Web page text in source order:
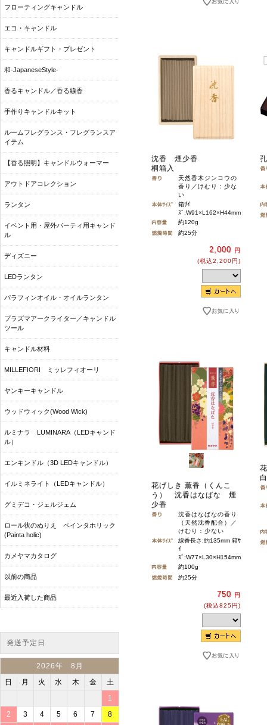
沈香 煙少香
桐箱入
天然香木ジンコウの
香り／けむり：少な
い
箱ｻｲ
ｽﾞ:W91×L162×H44mm
約120g
約25分
2,000 円
(税込2,200円)
花げしき 薫香（くんこ
う） 沈香はなばな 煙
少香
沈香はなばなの香り
（天然沈香配合）／
けむり：少ない
線香長さ:約135mm 箱ｻ
ｲ
ｽﾞ:W77×L30×H154mm
約100g
約25分
750 円
(税込825円)
フローティングキャンドル
エコ・キャンドル
キャンドルギフト・プレゼント
和-JapaneseStyle-
香るキャンドル／香る線香
手作りキャンドルキット
ルームフレグランス・フレグランスア
イテム
【香る照明】キャンドルウォーマー
アウトドアコレクション
ランタン
イベント用・屋外パーティ用キャンド
ル
ディズニー
LEDランタン
パラフィンオイル・オイルランタン
プラズマアークライター／キャンドル
ツール
キャンドル材料
MILLEFIORI ミッレフィオーリ
ヤンキーキャンドル
ウッドウィック(Wood Wick)
ルミナラ LUMINARA（LEDキャンド
ル）
エンキンドル（3D LEDキャンドル）
イルミネライト（LEDキャンドル）
グミデコ・ジェルジェム
ロール状のぬりえ ペインタホリック
(Painta holic)
カメヤマカタログ
以前の商品
最近入荷した商品
発送予定日
2026年 8月
日 月 火 水 木 金 土
1
2 3 4 5 6 7 8